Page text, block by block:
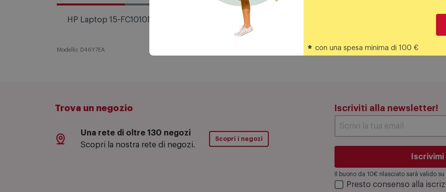
HP Laptop 15-FC1010NL, Windows 11 Home, 15.6", AMD Ryzen™ 3, 8GB RAM, 512GB SSD, FHD,
Modello: D46Y7EA
Trova un negozio
Una rete di oltre 130 negozi
Scopri la nostra rete di negozi.
Scopri i negozi
Iscriviti alla newsletter!
Iscrivimi
Il buono da 10€ rilasciato sarà valido
Presto consenso alla
* con una spesa minima di 100 €